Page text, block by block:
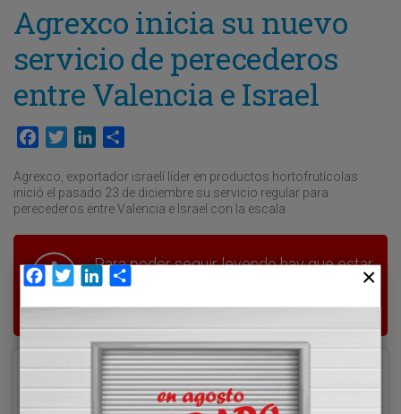
Agrexco inicia su nuevo
servicio de perecederos
entre Valencia e Israel
Facebook
TwitterLinkedIn
Agrexco, exportador israelí líder en productos hortofrutícolas
inició el pasado 23 de diciembre su servicio regular para
perecederos entre Valencia e Israel con la escala
Para poder seguir leyendo hay que estar
suscrito a Transporte XXI, el periódico
del transporte y la logística en España.
Acceder
Facebook
TwitterLinkedIn